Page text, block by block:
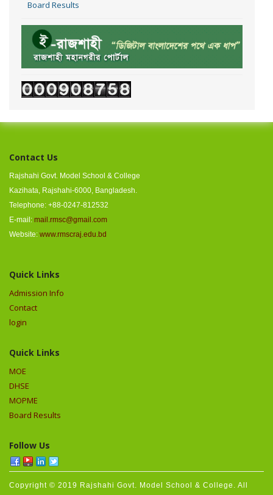
Board Results
Contact Us
Rajshahi Govt. Model School & College
Kazihata, Rajshahi-6000, Bangladesh.
Telephone: +88-0247-812532
E-mail: mail.rmsc@gmail.com
Website: www.rmscraj.edu.bd
Quick Links
Admission Info
Contact
login
Quick Links
MOE
DHSE
MOPME
Board Results
Follow Us
Copyright © 2019 Rajshahi Govt. Model School & College. All